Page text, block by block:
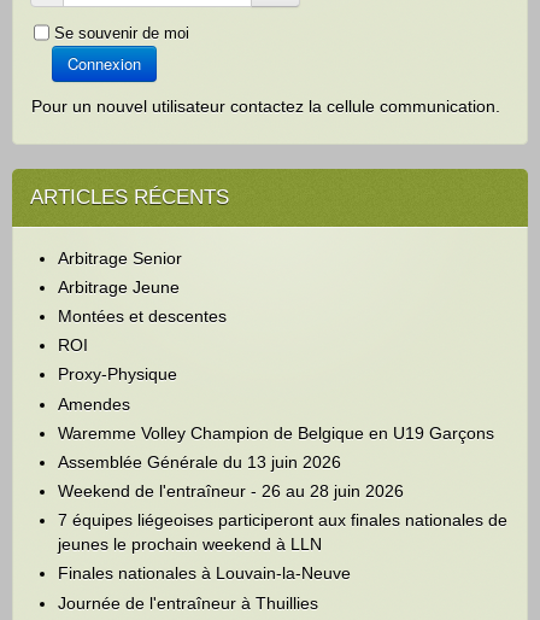
Se souvenir de moi
Connexion
Pour un nouvel utilisateur contactez la cellule communication.
ARTICLES RÉCENTS
Arbitrage Senior
Arbitrage Jeune
Montées et descentes
ROI
Proxy-Physique
Amendes
Waremme Volley Champion de Belgique en U19 Garçons
Assemblée Générale du 13 juin 2026
Weekend de l'entraîneur - 26 au 28 juin 2026
7 équipes liégeoises participeront aux finales nationales de
jeunes le prochain weekend à LLN
Finales nationales à Louvain-la-Neuve
Journée de l'entraîneur à Thuillies